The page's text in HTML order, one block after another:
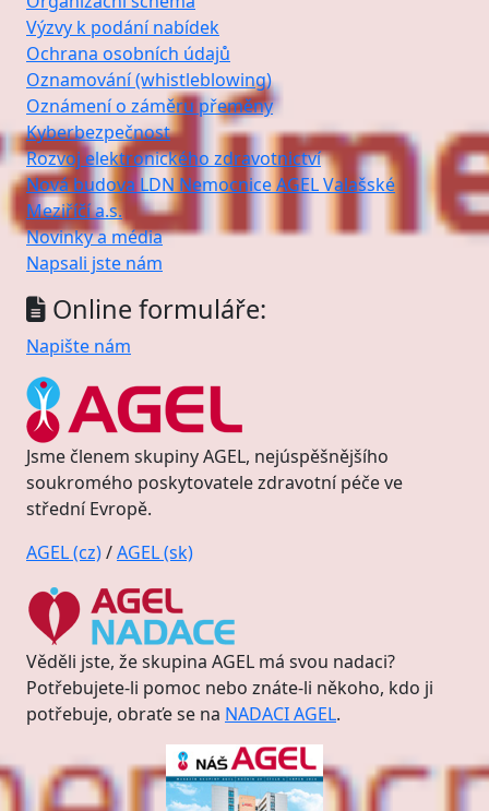
Výzvy k podání nabídek
Ochrana osobních údajů
Oznamování (whistleblowing)
Oznámení o záměru přeměny
Kyberbezpečnost
Rozvoj elektronického zdravotnictví
Nová budova LDN Nemocnice AGEL Valašské
Meziříčí a.s.
Novinky a média
Napsali jste nám
Online formuláře:
Napište nám
Jsme členem skupiny AGEL, nejúspěšnějšího
soukromého poskytovatele zdravotní péče ve
střední Evropě.
AGEL (cz)/AGEL (sk)
Věděli jste, že skupina AGEL má svou nadaci?
Potřebujete-li pomoc nebo znáte-li někoho, kdo ji
potřebuje, obraťe se na NADACI AGEL.